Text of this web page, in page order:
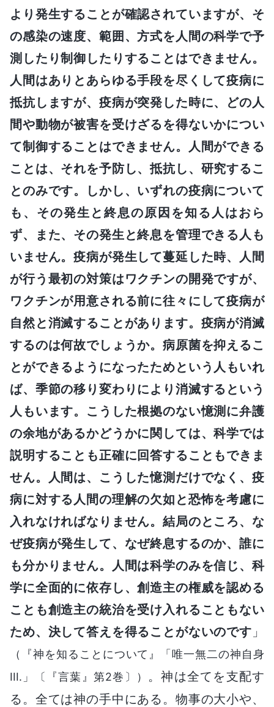
より発生することが確認されていますが、そ
の感染の速度、範囲、方式を人間の科学で予
測したり制御したりすることはできません。
人間はありとあらゆる手段を尽くして疫病に
抵抗しますが、疫病が突発した時に、どの人
間や動物が被害を受けざるを得ないかについ
て制御することはできません。人間ができる
ことは、それを予防し、抵抗し、研究するこ
とのみです。しかし、いずれの疫病について
も、その発生と終息の原因を知る人はおら
ず、また、その発生と終息を管理できる人も
いません。疫病が発生して蔓延した時、人間
が行う最初の対策はワクチンの開発ですが、
ワクチンが用意される前に往々にして疫病が
自然と消滅することがあります。疫病が消滅
するのは何故でしょうか。病原菌を抑えるこ
とができるようになったためという人もいれ
ば、季節の移り変わりにより消滅するという
人もいます。こうした根拠のない憶測に弁護
の余地があるかどうかに関しては、科学では
説明することも正確に回答することもできま
せん。人間は、こうした憶測だけでなく、疫
病に対する人間の理解の欠如と恐怖を考慮に
入れなければなりません。結局のところ、な
ぜ疫病が発生して、なぜ終息するのか、誰に
も分かりません。人間は科学のみを信じ、科
学に全面的に依存し、創造主の権威を認める
ことも創造主の統治を受け入れることもない
ため、決して答えを得ることがないのです 」
（『神を知ることについて』「唯一無二の神自身
III.」〔『言葉』第2巻〕） 。神は全てを支配す
る。全ては神の手中にある。物事の大小や、